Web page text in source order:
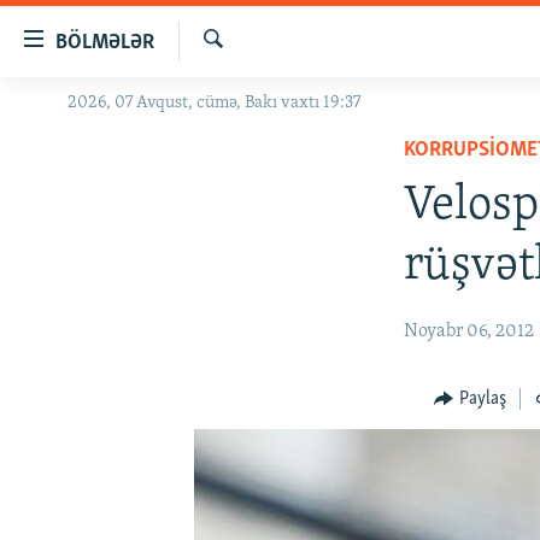
BÖLMƏLƏR
GÜNDƏM
Axtar
2026, 07 Avqust, cümə, Bakı vaxtı 19:37
Noyabr 06, 2012
Paylaş